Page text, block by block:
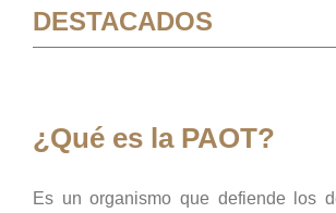
DESTACADOS
¿Qué es la PAOT?
Es un organismo que defiende los